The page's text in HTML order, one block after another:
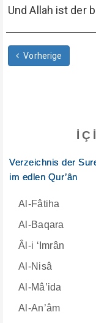
Und Allah ist der
Vorherige
Verzeichnis der
im edlen Qur’ân
Al-Fâtiha
Al-Baqara
Âl-i ‘Imrân
Al-Nisâ
Al-Mâ’ida
Al-An’âm